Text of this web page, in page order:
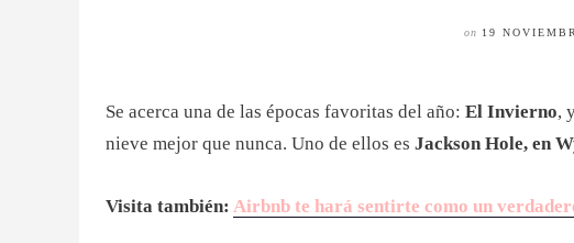
on 19
Se acerca una de las épocas favoritas del año: El Invierno,
nieve mejor que nunca. Uno de ellos es Jackson Hole, en
Visita también: Airbnb te hará sentirte como un